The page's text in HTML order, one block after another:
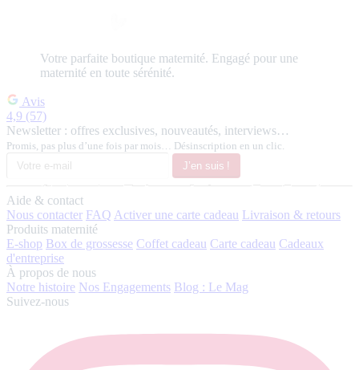
Votre parfaite boutique maternité. Engagé pour une
maternité en toute sérénité.
Avis
4,9 (57)
Newsletter : offres exclusives, nouveautés, interviews…
Promis, pas plus d’une fois par mois… Désinscription en un clic.
J’en suis !
Aide & contact
Nous contacter FAQ Activer une carte cadeau Livraison & retours
Produits maternité
E-shop Box de grossesse Coffet cadeau Carte cadeau Cadeaux
d'entreprise
À propos de nous
Notre histoire Nos Engagements Blog : Le Mag
Suivez-nous